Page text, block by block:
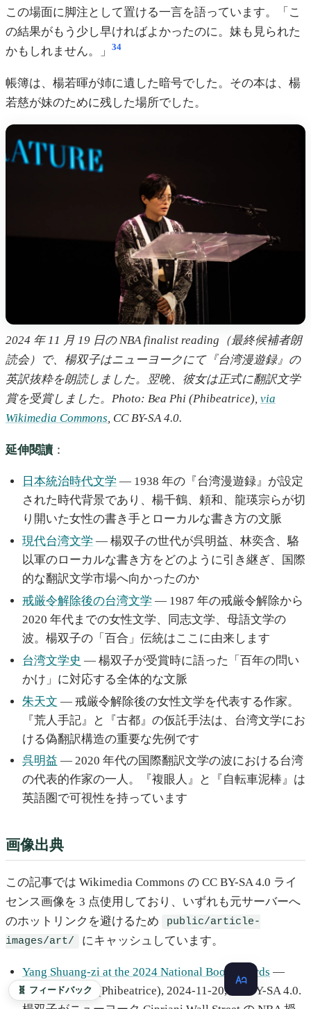
この場面に脚注として置ける一言を語っています。「こ
の結果がもう少し早ければよかったのに。妹も見られた
かもしれません。」
34
帳簿は、楊若暉が姉に遺した暗号でした。その本は、楊
若慈が妹のために残した場所でした。
2024 年 11 月 19 日の NBA finalist reading（最終候補者朗
読会）で、楊双子はニューヨークにて『台湾漫遊録』の
英訳抜粋を朗読しました。翌晩、彼女は正式に翻訳文学
賞を受賞しました。Photo: Bea Phi (Phibeatrice), via
Wikimedia Commons, CC BY-SA 4.0.
延伸閱讀 ：
日本統治時代文学 — 1938 年の『台湾漫遊録』が設定
された時代背景であり、楊千鶴、頼和、龍瑛宗らが切
り開いた女性の書き手とローカルな書き方の文脈
現代台湾文学 — 楊双子の世代が呉明益、林奕含、駱
以軍のローカルな書き方をどのように引き継ぎ、国際
的な翻訳文学市場へ向かったのか
戒厳令解除後の台湾文学 — 1987 年の戒厳令解除から
2020 年代までの女性文学、同志文学、母語文学の
波。楊双子の「百合」伝統はここに由来します
台湾文学史 — 楊双子が受賞時に語った「百年の問い
かけ」に対応する全体的な文脈
朱天文 — 戒厳令解除後の女性文学を代表する作家。
『荒人手記』と『古都』の仮託手法は、台湾文学にお
ける偽翻訳構造の重要な先例です
呉明益 — 2020 年代の国際翻訳文学の波における台湾
の代表的作家の一人。『複眼人』と『自転車泥棒』は
英語圏で可視性を持っています
画像出典
この記事では Wikimedia Commons の CC BY-SA 4.0 ライ
センス画像を 3 点使用しており、いずれも元サーバーへ
のホットリンクを避けるため
public/article-
images/art/
にキャッシュしています。
Yang Shuang-zi at the 2024 National Book Awards —
Photo: Bea Phi (Phibeatrice), 2024-11-20, CC BY-SA 4.0.
🧬 フィードバック